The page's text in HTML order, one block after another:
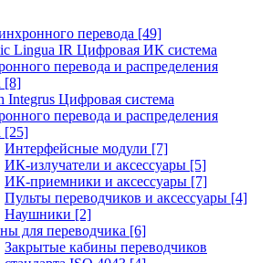
перевода [49]
Lingua IR Цифровая ИК система
перевода и распределения
[8]
Integrus Цифровая система
перевода и распределения
[25]
Интерфейсные модули [7]
ИК-излучатели и аксессуары [5]
ИК-приемники и аксессуары [7]
Пульты переводчиков и аксессуары [4]
Наушники [2]
для переводчика [6]
Закрытые кабины переводчиков